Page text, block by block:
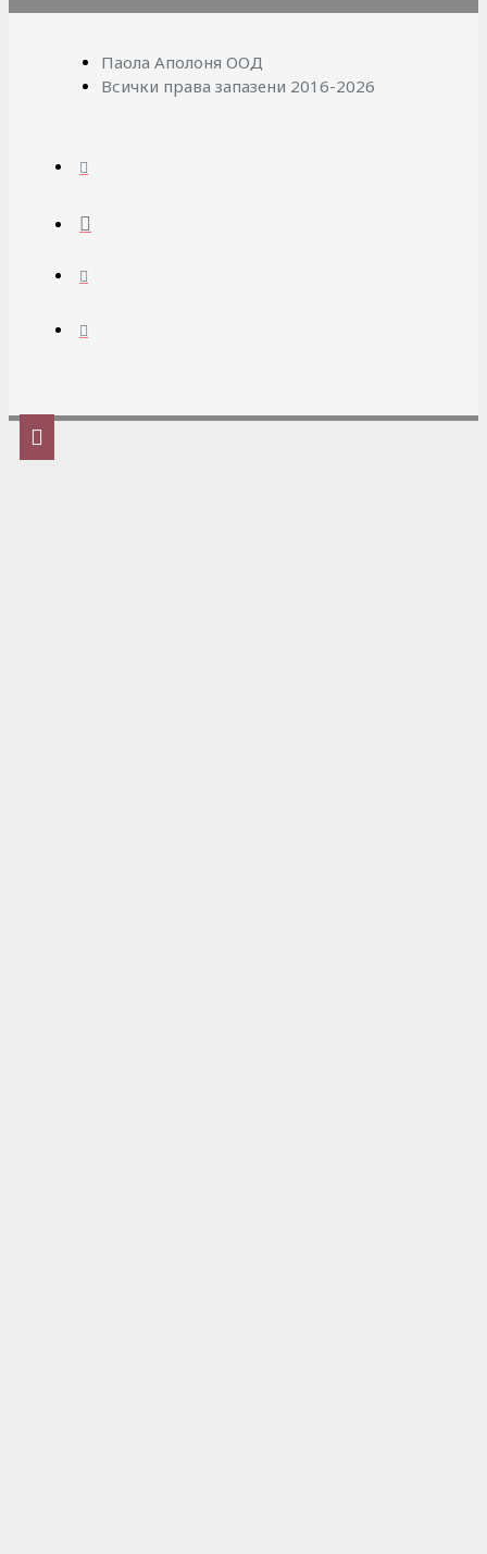
Паола Аполоня ООД
Всички права запазени 2016-2026